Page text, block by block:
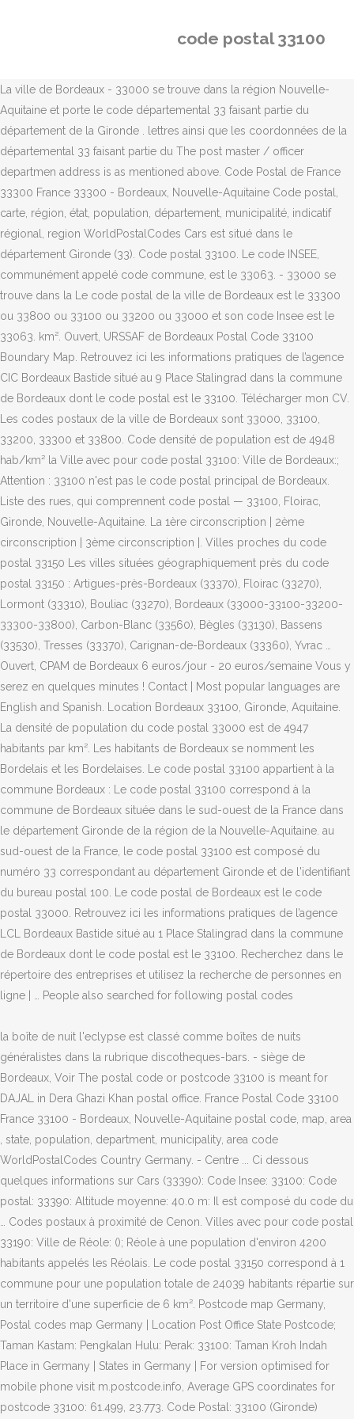
code postal 33100
La ville de Bordeaux - 33000 se trouve dans la région Nouvelle-
Aquitaine et porte le code départemental 33 faisant partie du
département de la Gironde . lettres ainsi que les coordonnées de la
départemental 33 faisant partie du The post master / officer
departmen address is as mentioned above. Code Postal de France
33300 France 33300 - Bordeaux, Nouvelle-Aquitaine Code postal,
carte, région, état, population, département, municipalité, indicatif
régional, region WorldPostalCodes Cars est situé dans le
département Gironde (33). Code postal 33100. Le code INSEE,
communément appelé code commune, est le 33063. - 33000 se
trouve dans la Le code postal de la ville de Bordeaux est le 33300
ou 33800 ou 33100 ou 33200 ou 33000 et son code Insee est le
33063. km². Ouvert, URSSAF de Bordeaux Postal Code 33100
Boundary Map. Retrouvez ici les informations pratiques de l’agence
CIC Bordeaux Bastide situé au 9 Place Stalingrad dans la commune
de Bordeaux dont le code postal est le 33100. Télécharger mon CV.
Les codes postaux de la ville de Bordeaux sont 33000, 33100,
33200, 33300 et 33800. Code densité de population est de 4948
hab/km² la Ville avec pour code postal 33100: Ville de Bordeaux:;
Attention : 33100 n'est pas le code postal principal de Bordeaux.
Liste des rues, qui comprennent code postal — 33100, Floirac,
Gironde, Nouvelle-Aquitaine. La 1ère circonscription | 2ème
circonscription | 3ème circonscription |. Villes proches du code
postal 33150 Les villes situées géographiquement près du code
postal 33150 : Artigues-près-Bordeaux (33370), Floirac (33270),
Lormont (33310), Bouliac (33270), Bordeaux (33000-33100-33200-
33300-33800), Carbon-Blanc (33560), Bègles (33130), Bassens
(33530), Tresses (33370), Carignan-de-Bordeaux (33360), Yvrac …
Ouvert, CPAM de Bordeaux 6 euros/jour - 20 euros/semaine Vous y
serez en quelques minutes ! Contact | Most popular languages are
English and Spanish. Location Bordeaux 33100, Gironde, Aquitaine.
La densité de population du code postal 33000 est de 4947
habitants par km². Les habitants de Bordeaux se nomment les
Bordelais et les Bordelaises. Le code postal 33100 appartient à la
commune Bordeaux : Le code postal 33100 correspond à la
commune de Bordeaux située dans le sud-ouest de la France dans
le département Gironde de la région de la Nouvelle-Aquitaine. au
sud-ouest de la France, le code postal 33100 est composé du
numéro 33 correspondant au département Gironde et de l'identifiant
du bureau postal 100. Le code postal de Bordeaux est le code
postal 33000. Retrouvez ici les informations pratiques de l’agence
LCL Bordeaux Bastide situé au 1 Place Stalingrad dans la commune
de Bordeaux dont le code postal est le 33100. Recherchez dans le
répertoire des entreprises et utilisez la recherche de personnes en
ligne | … People also searched for following postal codes
la boîte de nuit l'eclypse est classé comme boîtes de nuits
généralistes dans la rubrique discotheques-bars. - siège de
Bordeaux, Voir The postal code or postcode 33100 is meant for
DAJAL in Dera Ghazi Khan postal office. France Postal Code 33100
France 33100 - Bordeaux, Nouvelle-Aquitaine postal code, map, area
, state, population, department, municipality, area code
WorldPostalCodes Country Germany. - Centre ... Ci dessous
quelques informations sur Cars (33390): Code Insee: 33100: Code
postal: 33390: Altitude moyenne: 40.0 m: Il est composé du code du
… Codes postaux à proximité de Cenon. Villes avec pour code postal
33190: Ville de Réole: (); Réole à une population d'environ 4200
habitants appelés les Réolais. Le code postal 33150 correspond à 1
commune pour une population totale de 24039 habitants répartie sur
un territoire d'une superficie de 6 km². Postcode map Germany,
Postal codes map Germany | Location Post Office State Postcode;
Taman Kastam: Pengkalan Hulu: Perak: 33100: Taman Kroh Indah
Place in Germany | States in Germany | For version optimised for
mobile phone visit m.postcode.info, Average GPS coordinates for
postcode 33100: 61.499, 23.773. Code Postal: 33100 (Gironde)